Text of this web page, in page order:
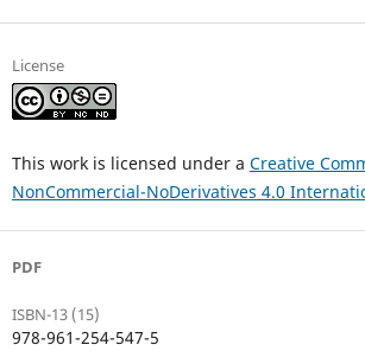
License
This work is licensed under a Creative
NonCommercial-NoDerivatives 4.0
PDF
ISBN-13 (15)
978-961-254-547-5